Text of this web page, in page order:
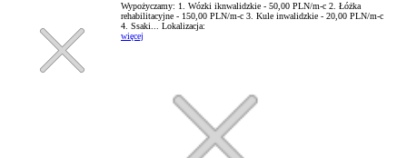
Wypożyczamy: 1. Wózki iknwalidzkie - 50,00 PLN/m-c 2. Łóżka
rehabilitacyjne - 150,00 PLN/m-c 3. Kule inwalidzkie - 20,00 PLN/m-c
4. Ssaki... Lokalizacja:
więcej